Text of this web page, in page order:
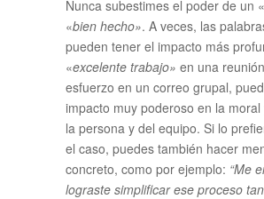
Nunca subestimes el poder de un «
«bien hecho». A veces, las
pueden tener el impacto más
«excelente trabajo» en una
esfuerzo en un correo grupal,
impacto muy poderoso en la
la persona y del equipo. Si lo
el caso, puedes también hacer
concreto, como por ejemplo: “Me
lograste simplificar ese proceso